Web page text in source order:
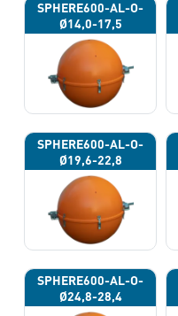
SPHERE600-AL-O-
Ø14,0-17,5
SPHERE600-AL-O-
Ø19,6-22,8
SPHERE600-AL-O-
Ø24,8-28,4